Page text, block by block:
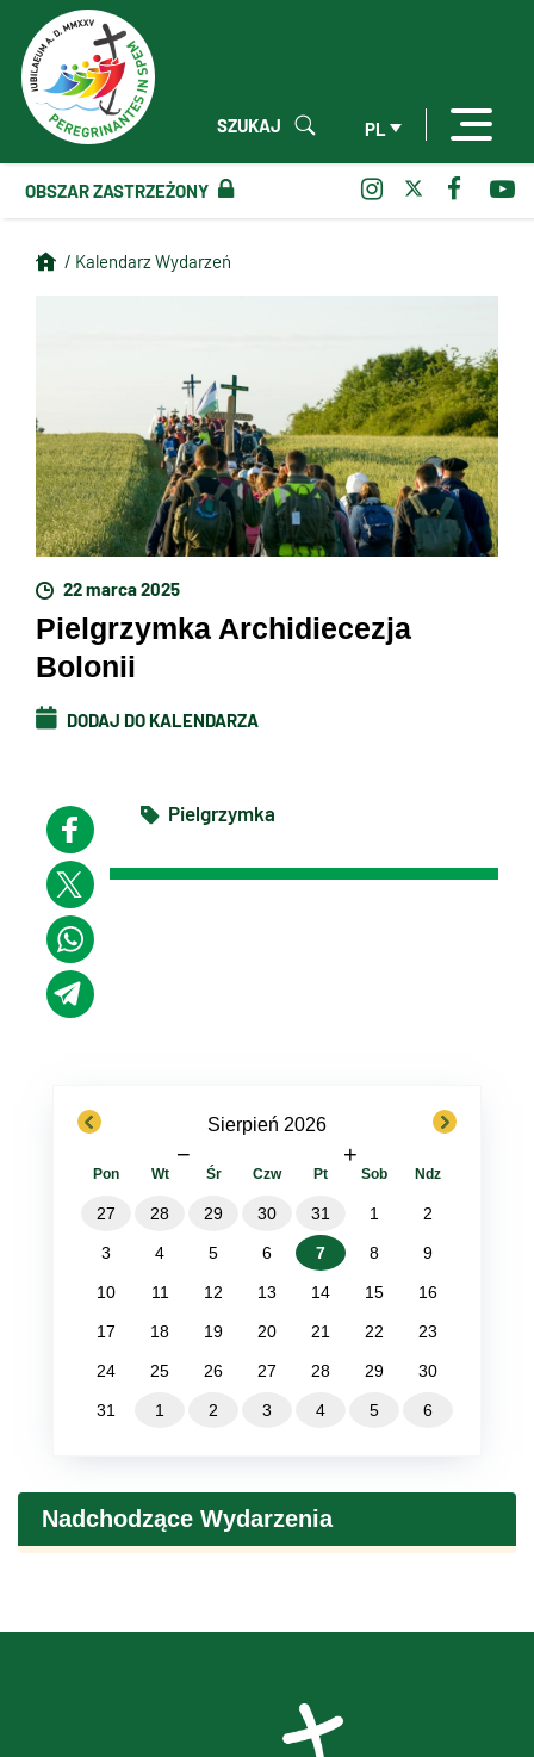
PL
SZUKAJ
OBSZAR ZASTRZEŻONY
/ Kalendarz Wydarzeń
22 marca 2025
Pielgrzymka Archidiecezja
Bolonii
DODAJ DO KALENDARZA
Pielgrzymka
previous Sierpień 2026
− +
next
Pon Wt Śr Czw Pt Sob Ndz
27 28 29 30 31 1 2
3 4 5 6 7 8 9
10 11 12 13 14 15 16
17 18 19 20 21 22 23
24 25 26 27 28 29 30
31 1 2 3 4 5 6
Nadchodzące Wydarzenia